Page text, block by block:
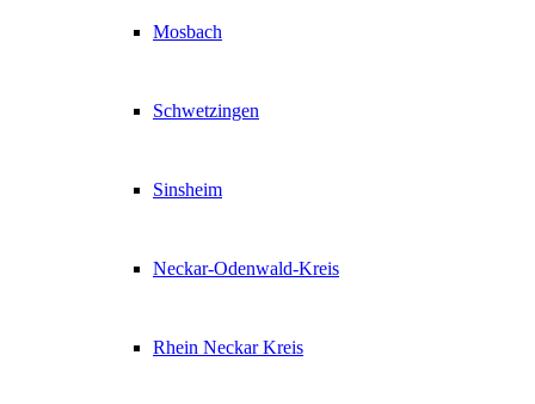
Mosbach
Schwetzingen
Sinsheim
Neckar-Odenwald-Kreis
Rhein Neckar Kreis